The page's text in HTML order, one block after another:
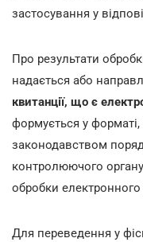
застосування у
Про результати
надається або
квитанції, що є
формується у
законодавством
контролюючого органу
обробки
Для переведення у